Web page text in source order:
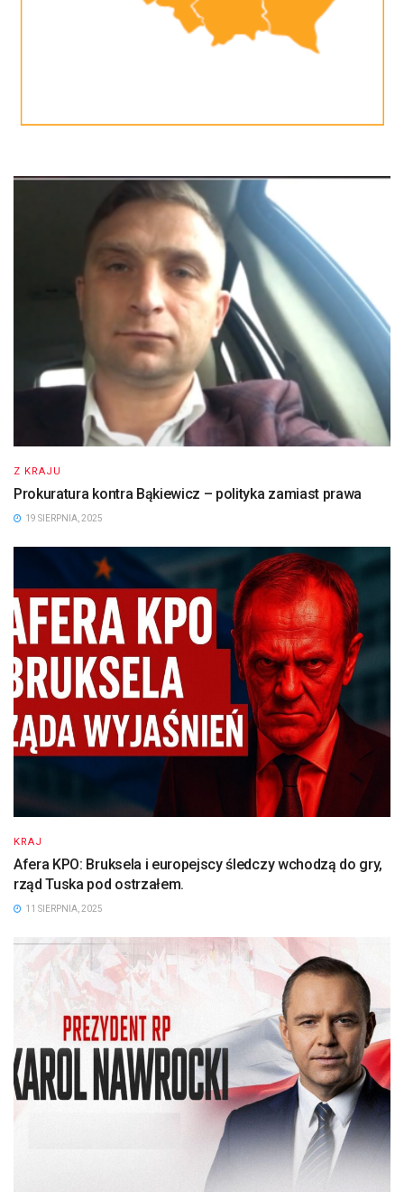
Z KRAJU
Prokuratura kontra Bąkiewicz – polityka zamiast prawa
19 SIERPNIA, 2025
KRAJ
Afera KPO: Bruksela i europejscy śledczy wchodzą do gry,
rząd Tuska pod ostrzałem.
11 SIERPNIA, 2025